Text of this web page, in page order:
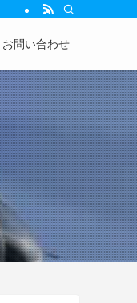
お問い合わせ